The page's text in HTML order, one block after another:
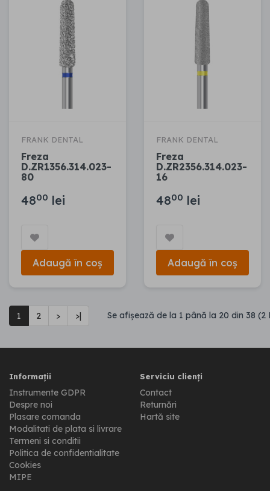
FRANK DENTAL
Freza
D.ZR1356.314.023-
80
4800 lei
Adaugă în coș
FRANK DENTAL
Freza
D.ZR2356.314.023-
16
4800 lei
Adaugă în coș
1 2 > >| Se afişează de la 1 până la 20 din 38 (2
Informații
Instrumente GDPR
Despre noi
Plasare comanda
Modalitati de plata si livrare
Termeni si conditii
Politica de confidentialitate
Cookies
MIPE
Serviciu clienți
Contact
Returnări
Hartă site